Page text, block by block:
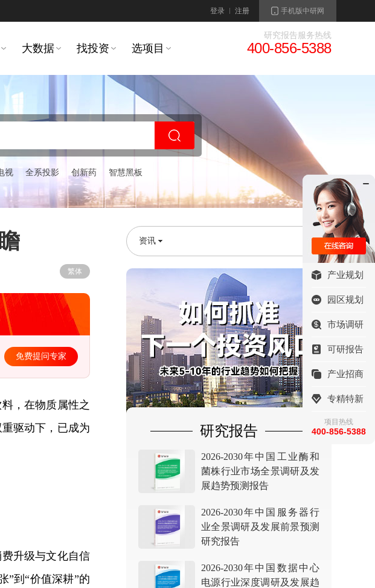
登录 注册 手机版中研网
大数据 找投资 选项目
研究报告服务热线
400-856-5388
视 全系投影 创新药 智慧黑板
繁体
免费提问专家
，在物质属性之
驱动下，已成为
升级与文化自信
”到“价值深耕”的
资讯
研究报告
2026-2030年中国工业酶和
菌株行业市场全景调研及发
展趋势预测报告
2026-2030年中国服务器行
业全景调研及发展前景预测
研究报告
2026-2030年中国数据中心
电源行业深度调研及发展趋
产业规划
园区规划
市场调研
可研报告
产业招商
专精特新
项目热线
400-856-5388